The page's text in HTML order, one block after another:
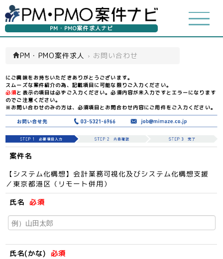
PM・PMO案件求人ナビ
PM・PMO案件求人 › お問い合わせ
にご興味をお持ちいただきありがとうございます。
スムーズな案件紹介の為、記載項目に可能な限りご入力ください。
必須と表示の項目は必ずご入力ください。必須内容が未入力ですとエラーになります
のでご注意ください。
※お問い合わせのみの方は、必須項目とお問合わせ内容にご用件をご入力ください。
案件名
【システム化構想】会計業務可視化及びシステム化構想支援
／東京都港区（リモート併用）
氏名 必須
氏名(かな) 必須